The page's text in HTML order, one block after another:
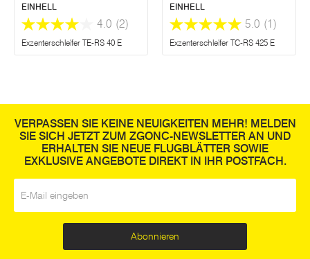
EINHELL
4.0 (2)
Exzenterschleifer TE-RS 40 E
EINHELL
5.0 (1)
Exzenterschleifer TC-RS 425 E
VERPASSEN SIE KEINE NEUIGKEITEN MEHR! MELDEN
SIE SICH JETZT ZUM ZGONC-NEWSLETTER AN UND
ERHALTEN SIE NEUE FLUGBLÄTTER SOWIE
EXKLUSIVE ANGEBOTE DIREKT IN IHR POSTFACH.
Abonnieren